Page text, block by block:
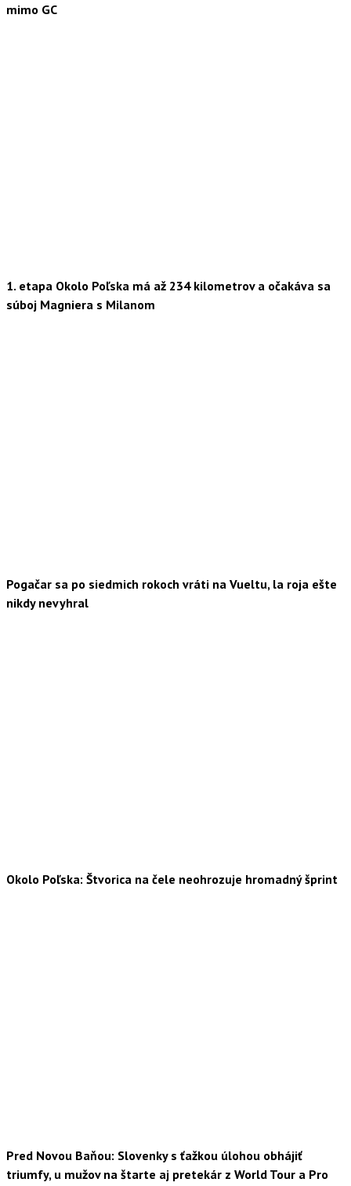
mimo GC
1. etapa Okolo Poľska má až 234 kilometrov a očakáva sa
súboj Magniera s Milanom
Pogačar sa po siedmich rokoch vráti na Vueltu, la roja ešte
nikdy nevyhral
Okolo Poľska: Štvorica na čele neohrozuje hromadný šprint
Pred Novou Baňou: Slovenky s ťažkou úlohou obhájiť
triumfy, u mužov na štarte aj pretekár z World Tour a Pro